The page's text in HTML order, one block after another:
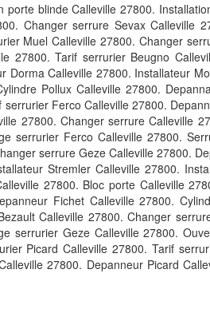
porte blinde Calleville 27800.
Changer serrure Sevax Calleville
Muel Calleville 27800. Changer
27800. Tarif serrurier Beugno
Dorma Calleville 27800. Installateur
Pollux Calleville 27800.
Ferco Calleville 27800.
27800. Changer serrure Calleville
serrurier Ferco Calleville 27800.
serrure Geze Calleville 27800.
Stremler Calleville 27800.
27800. Bloc porte Calleville
Fichet Calleville 27800.
Calleville 27800. Changer
serrurier Geze Calleville 27800.
Picard Calleville 27800. Tarif
27800. Depanneur Picard